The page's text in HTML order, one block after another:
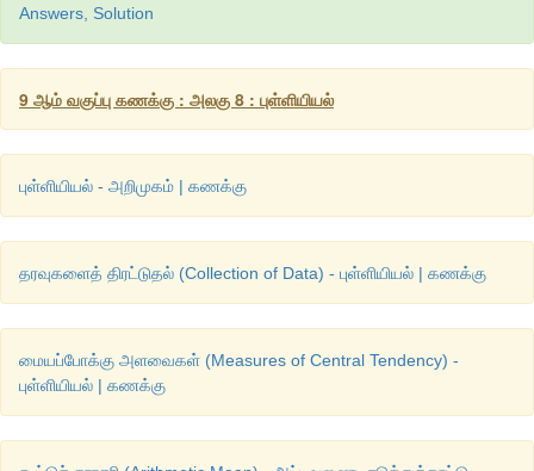
Answers, Solution
9 ஆம் வகுப்பு கணக்கு : அலகு 8 : புள்ளியியல்
புள்ளியியல் - அறிமுகம் | கணக்கு
தரவுகளைத் திரட்டுதல் (Collection of Data) - புள்ளியியல் | கணக்கு
மையப்போக்கு அளவைகள் (Measures of Central Tendency) -
புள்ளியியல் | கணக்கு